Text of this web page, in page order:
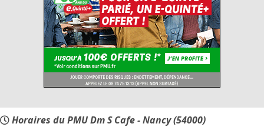
Horaires du PMU Dm S Cafe - Nancy (54000)